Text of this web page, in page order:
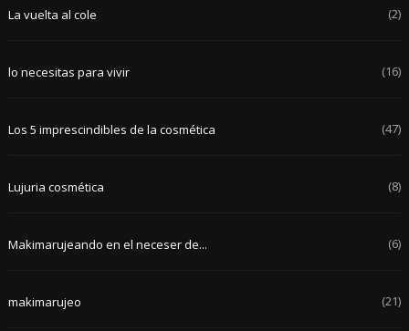
La vuelta al cole (2)
lo necesitas para vivir (16)
Los 5 imprescindibles de la cosmética (47)
Lujuria cosmética (8)
Makimarujeando en el neceser de... (6)
makimarujeo (21)